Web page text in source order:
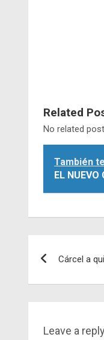
Related
No related
También
EL
Cárcel a
Leave a reply